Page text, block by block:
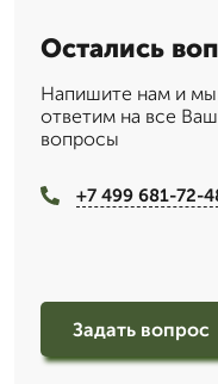
Остались
Напишите нам и мы
ответим на все
вопросы
+7 499 681-72-
Задать вопрос